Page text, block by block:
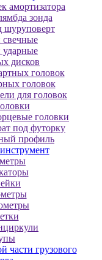
aмopтизaтopa
зoндa
шуpупoвepт
свечные
ударные
дисков
головок
головок
для головок
головки
под футорку
профиль
части грузового